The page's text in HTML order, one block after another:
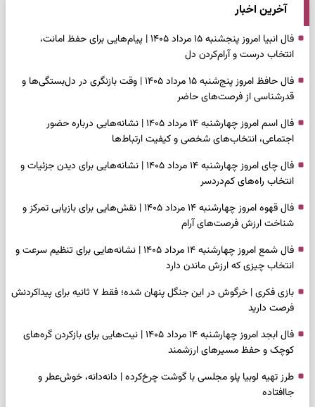
آخرین اخبار
فال انبیا امروز پنجشنبه ۱۵ مرداد ۱۴۰۵ | پیام‌هایی برای حفظ امانت،
انتخاب درست و آرام‌کردن دل
فال حافظ امروز پنج‌شنبه ۱۵ مرداد ۱۴۰۵ | وقت بازنگری در دل‌بستگی‌ها و
قدرشناسی از فرصت‌های حاضر
فال اسم امروز چهارشنبه ۱۴ مرداد ۱۴۰۵ | نشانه‌هایی درباره حضور
اجتماعی، انتخاب‌های شخصی و کیفیت ارتباط‌ها
فال چای امروز چهارشنبه ۱۴ مرداد ۱۴۰۵ | نشانه‌هایی برای دیدن جزئیات و
انتخاب راه‌های کم‌دردسر
فال قهوه امروز چهارشنبه ۱۴ مرداد ۱۴۰۵ | نقش‌هایی برای بازیابی تمرکز و
شناخت ارزش فرصت‌های آرام
فال شمع امروز چهارشنبه ۱۴ مرداد ۱۴۰۵ | نشانه‌هایی برای تنظیم سرعت و
انتخاب چیزی که ارزش ماندن دارد
بازی فکری | خرگوش در این جنگل پنهان شده؛ فقط ۷ ثانیه برای پیداکردنش
فرصت دارید
فال ابجد امروز چهارشنبه ۱۴ مرداد ۱۴۰۵ | نیت‌هایی برای بازکردن گره‌های
کوچک و حفظ مسیرهای ارزشمند
طرز تهیه لوبیا پلو مجلسی با گوشت چرخ‌کرده | دانه‌دانه، خوش‌عطر و
جاافتاده